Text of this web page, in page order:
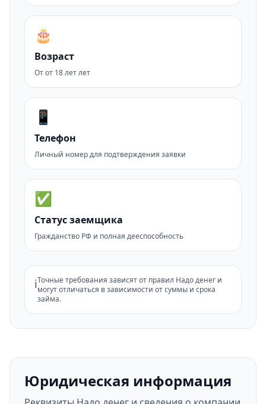
🎂
Возраст
От от 18 лет лет
📱
Телефон
Личный номер для подтверждения заявки
✅
Статус заемщика
Гражданство РФ и полная дееспособность
ℹ️Точные требования зависят от правил Надо денег и
могут отличаться в зависимости от суммы и срока
займа.
Юридическая информация